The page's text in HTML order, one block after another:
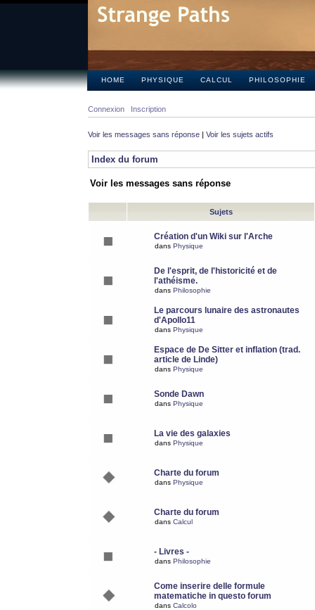
HOME PHYSIQUE CALCUL PHILOSOPHIE
Connexion Inscription
Voir les messages sans réponse | Voir les sujets actifs
Index du forum
Voir les messages sans réponse
Sujets
Création d'un Wiki sur l'Arche
dans Physique
De l'esprit, de l'historicité et de
l'athéisme.
dans Philosophie
Le parcours lunaire des astronautes
d'Apollo11
dans Physique
Espace de De Sitter et inflation (trad.
article de Linde)
dans Physique
Sonde Dawn
dans Physique
La vie des galaxies
dans Physique
Charte du forum
dans Physique
Charte du forum
dans Calcul
- Livres -
dans Philosophie
Come inserire delle formule
matematiche in questo forum
dans Calcolo